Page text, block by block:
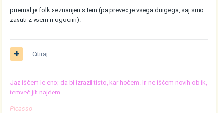
prremal je folk seznanjen s tem (pa prevec je vsega durgega, saj smo
zasuti z vsem mogocim).
Citiraj
Jaz iščem le eno; da bi izrazil tisto, kar hočem. In ne iščem novih oblik,
temveč jih najdem.
Picasso